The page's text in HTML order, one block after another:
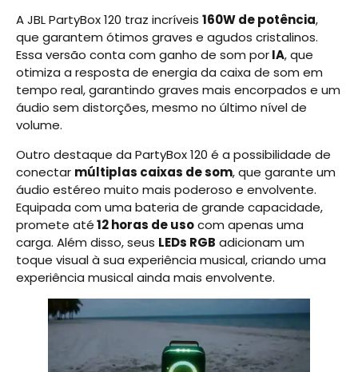
A JBL PartyBox 120 traz incríveis 160W de potência,
que garantem ótimos graves e agudos cristalinos.
Essa versão conta com ganho de som porIA, que
otimiza a resposta de energia da caixa de som em
tempo real, garantindo graves mais encorpados e um
áudio sem distorções, mesmo no último nível de
volume.
Outro destaque da PartyBox 120 é a possibilidade de
conectar múltiplas caixas de som, que garante um
áudio estéreo muito mais poderoso e envolvente.
Equipada com uma bateria de grande capacidade,
promete até12 horas de usocom apenas uma
carga. Além disso, seus LEDs RGB adicionam um
toque visual à sua experiência musical, criando uma
experiência musical ainda mais envolvente.